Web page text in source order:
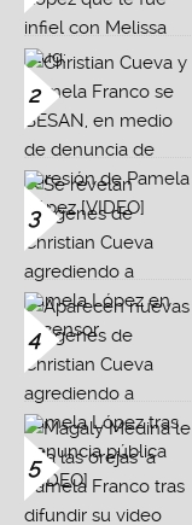
2
3
4
5